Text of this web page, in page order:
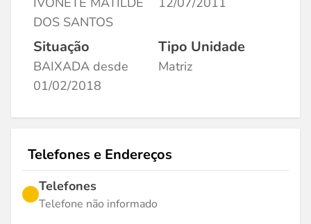
DOS SANTOS
Situação
BAIXADA desde
01/02/2018
Tipo Unidade
Matriz
Telefones e Endereços
Telefones
Telefone não informado